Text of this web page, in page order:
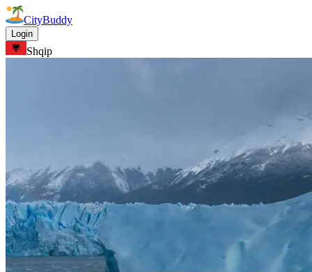
CityBuddy
Login
Shqip